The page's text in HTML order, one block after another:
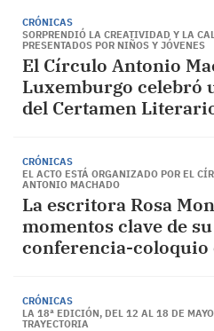
CRÓNICAS
SORPRENDIÓ LA CREATIVIDAD Y LA
PRESENTADOS POR NIÑOS Y JÓVENES
El Círculo Antonio
Luxemburgo celebró
del Certamen
CRÓNICAS
EL ACTO ESTÁ ORGANIZADO POR EL
ANTONIO MACHADO
La escritora Rosa
momentos clave de
conferencia-coloquio
CRÓNICAS
LA 18ª EDICIÓN, DEL 12 AL 18 DE
TRAYECTORIA